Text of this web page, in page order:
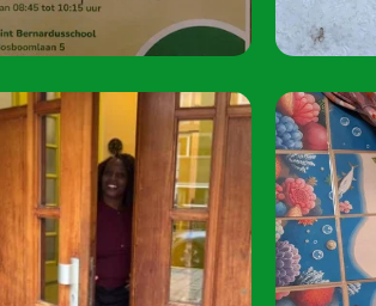
Speel je mee?